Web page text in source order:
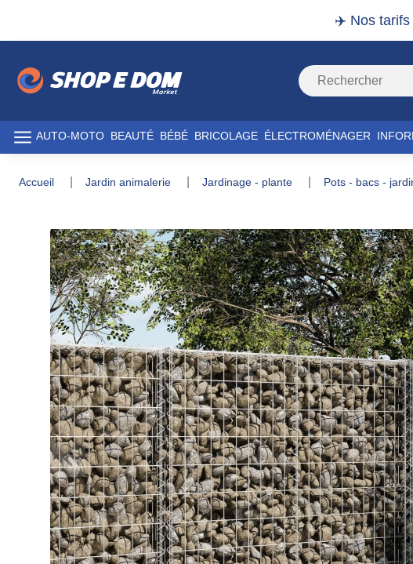
✈️ Nos tarifs
AUTO-MOTO BEAUTÉ BÉBÉ BRICOLAGE ÉLECTROMÉNAGER
accueil jardin animalerie jardinage - plante pots - bacs -